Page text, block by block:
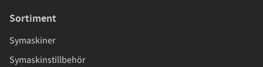
Sortiment
Symaskiner
Symaskinstillbehör